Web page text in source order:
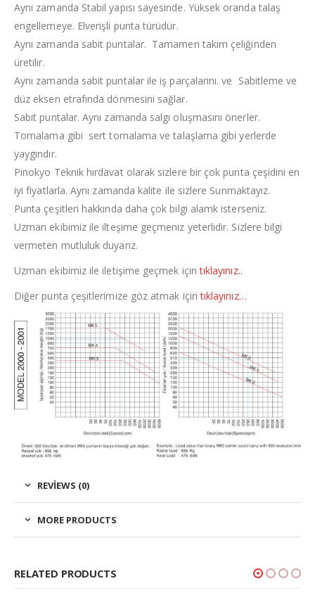
Aynı zamanda Stabil yapısı sayesinde. Yüksek oranda talaş
engellemeye. Elverişli punta türüdür.
Aynı zamanda sabit puntalar. Tamamen takım çeliğinden
üretilir.
Aynı zamanda sabit puntalar ile iş parçalarını. ve Sabitleme ve
düz eksen etrafında dönmesini sağlar.
Sabit puntalar. Aynı zamanda salgı oluşmasını önerler.
Tornalama gibi sert tornalama ve talaşlama gibi yerlerde
yaygındır.
Pinokyo Teknik hırdavat olarak sizlere bir çok punta çeşidini en
iyi fiyatlarla. Aynı zamanda kalite ile sizlere Sunmaktayız.
Punta çeşitleri hakkında daha çok bilgi alamk isterseniz.
Uzman ekibimiz ile ilteşime geçmeniz yeterlidir. Sizlere bilgi
vermeten mutluluk duyarız.
Uzman ekibimiz ile iletişime geçmek içintıklayınız..
Diğer punta çeşitlerimize göz atmak içintıklayınız…
REVIEWS (0)
MORE PRODUCTS
RELATED PRODUCTS